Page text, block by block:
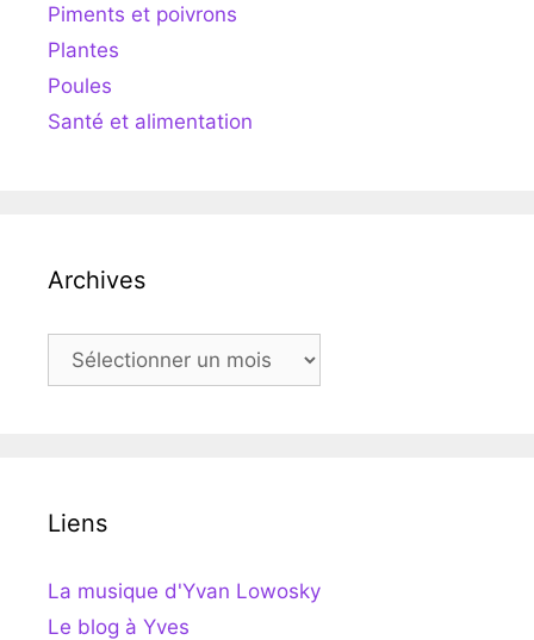
Piments et poivrons
Plantes
Poules
Santé et alimentation
Archives
Archives
Liens
La musique d'Yvan Lowosky
Le blog à Yves